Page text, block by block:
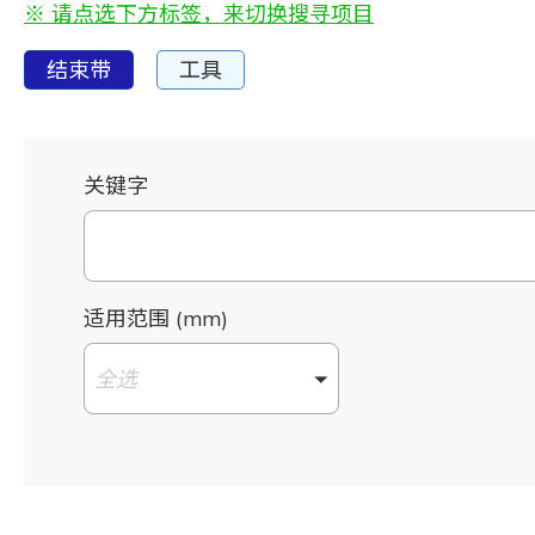
※ 请点选下方标签，来切换搜寻项目
结束带 工具
关键字
适用范围 (mm)
全选